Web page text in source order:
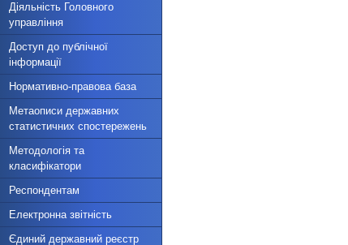
Діяльність Головного
управління
Доступ до публічної
інформації
Нормативно-правова база
Метаописи державних
статистичних спостережень
Методологія та
класифікатори
Респондентам
Електронна звітність
Єдиний державний реєстр